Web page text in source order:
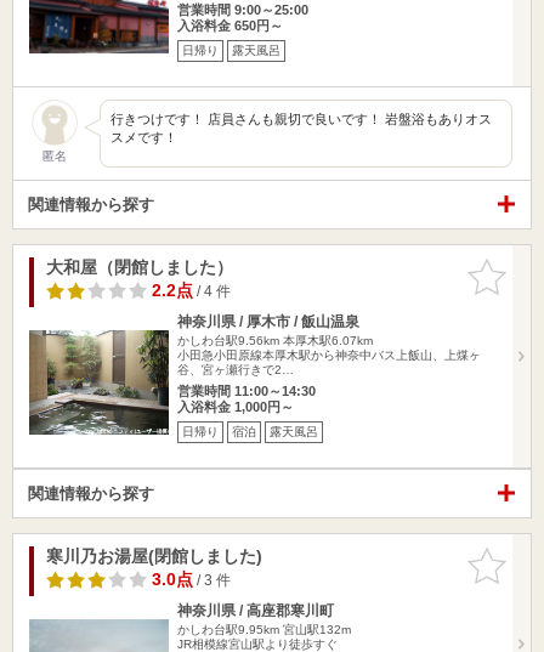
営業時間 9:00～25:00
入浴料金 650円～
日帰り 露天風呂
匿名
行きつけです！ 店員さんも親切で良いです！ 岩盤浴もありオス
スメです！
関連情報から探す
お気に入
りに追加
大和屋（閉館しました）
2.2点/ 4 件
神奈川県 / 厚木市 / 飯山温泉
かしわ台駅9.56km 本厚木駅6.07km
小田急小田原線本厚木駅から神奈中バス上飯山、上煤ヶ
谷、宮ヶ瀬行きで2…
営業時間 11:00～14:30
入浴料金 1,000円～
日帰り 宿泊 露天風呂
関連情報から探す
お気に入
りに追加
寒川乃お湯屋(閉館しました)
3.0点/ 3 件
神奈川県 / 高座郡寒川町
かしわ台駅9.95km 宮山駅132m
JR相模線宮山駅より徒歩すぐ